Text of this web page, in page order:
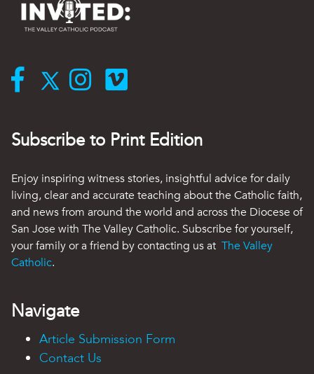
Subscribe to Print Edition
Enjoy inspiring witness stories, insightful advice for daily
living, clear and accurate teaching about the Catholic faith,
and news from around the world and across the Diocese of
San Jose with The Valley Catholic. Subscribe for yourself,
your family or a friend by contacting us at The Valley
Catholic.
Navigate
Article Submission Form
Contact Us